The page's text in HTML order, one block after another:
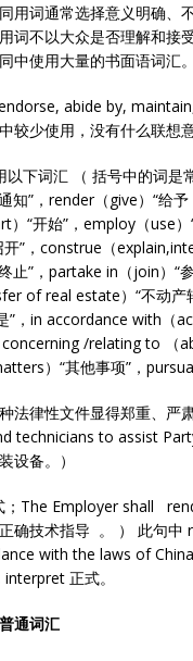
用词通常选择意义明确、
词不以大众是否理解和接
中使用大量的书面语词汇。
abide by,
较少使用，没有什么联想
以下词汇 （ 括号中的词
知”，render（give）“给
“开始”，employ（use
”，construe（
止”，partake in（join）“
of real estate）“不动
”，in accordance with（
/relating to （
）“其他事项”，
法律性文件显得郑重、
technicians to assist
设备。）
；The Employer shall
确技术指导 。 ） 此句
with the laws of
正式。
通词汇